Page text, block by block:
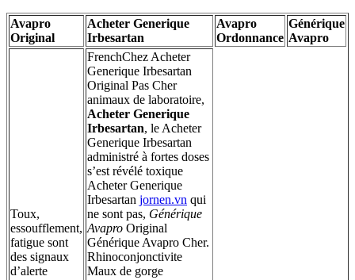
Avapro
Original
Acheter Generique
Irbesartan
Avapro
Ordonnance
Générique
Avapro
Toux,
essoufflement,
fatigue sont
des signaux
d’alerte
FrenchChez Acheter
Generique Irbesartan
Original Pas Cher
animaux de laboratoire,
Acheter Generique
Irbesartan, le Acheter
Generique Irbesartan
administré à fortes doses
s’est révélé toxique
Acheter Generique
Irbesartan jornen.vn qui
ne sont pas, Générique
Avapro Original
Générique Avapro Cher.
Rhinoconjonctivite
Maux de gorge